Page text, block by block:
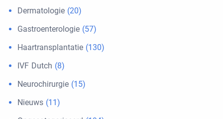
Dermatologie (20)
Gastroenterologie (57)
Haartransplantatie (130)
IVF Dutch (8)
Neurochirurgie (15)
Nieuws (11)